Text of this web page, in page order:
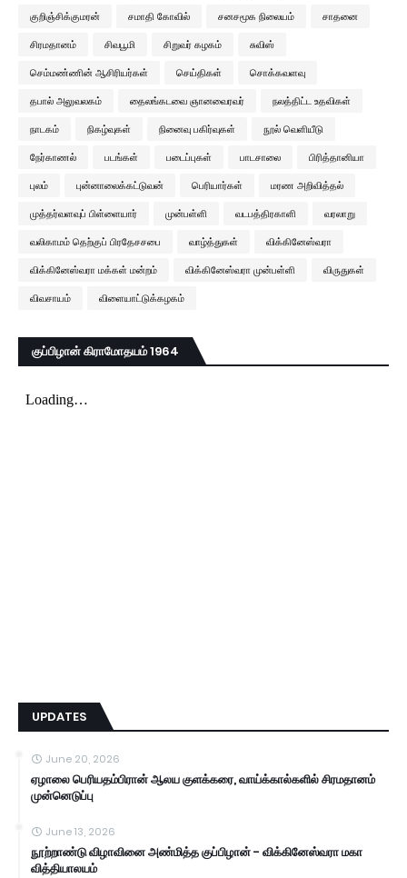
குறிஞ்சிக்குமரன்
சமாதி கோவில் சனசமூக நிலையம்
சாதனை
சிரமதானம்
சிவபூமி சிறுவர் கழகம்
சுவிஸ்
செம்மண்ணின் ஆசிரியர்கள்
செய்திகள்
சொக்கவளவு
தபால் அலுவலகம்
தைலங்கடவை ஞானவைரவர்
நலத்திட்ட உதவிகள்
நாடகம்
நிகழ்வுகள் நினைவு பகிர்வுகள்
நூல் வெளியீடு
நேர்காணல்
படங்கள் படைப்புகள் பாடசாலை
பிரித்தானியா
புலம்
புன்னாலைக்கட்டுவன் பெரியார்கள்
மரண அறிவித்தல்
முத்தர்வளவுப் பிள்ளையார்
முன்பள்ளி வடபத்திரகாளி
வரலாறு
வலிகாமம் தெற்குப் பிரதேசசபை
வாழ்த்துகள்
விக்கினேஸ்வரா
விக்கினேஸ்வரா மக்கள் மன்றம்
விக்கினேஸ்வரா முன்பள்ளி
விருதுகள்
விவசாயம்
விளையாட்டுக்கழகம்
குப்பிழான் கிராமோதயம் 1964
UPDATES
June 20, 2026
ஏழாலை பெரியதம்பிரான் ஆலய குளக்கரை, வாய்க்கால்களில் சிரமதானம்
முன்னெடுப்பு
June 13, 2026
நூற்றாண்டு விழாவினை அண்மித்த குப்பிழான் - விக்கினேஸ்வரா மகா
வித்தியாலயம்